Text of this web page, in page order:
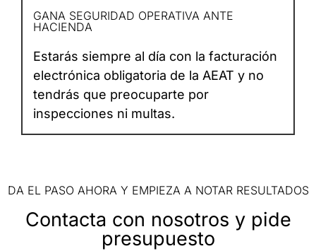
GANA SEGURIDAD OPERATIVA ANTE
HACIENDA
Estarás siempre al día con la facturación
electrónica obligatoria de la AEAT y no
tendrás que preocuparte por
inspecciones ni multas.
DA EL PASO AHORA Y EMPIEZA A NOTAR RESULTADOS
Contacta con nosotros y pide
presupuesto